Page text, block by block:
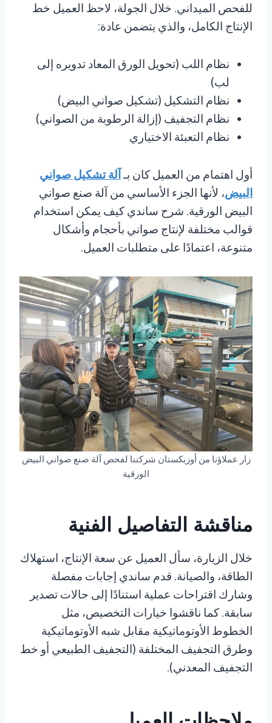
للفحص الميداني. خلال الجولة، لاحظ العميل خط
الإنتاج الكامل، والذي يتضمن عادة:
نظام اللب (تحويل الورق المعاد تدويره إلى
لب)
نظام التشكيل (تشكيل صواني البيض)
نظام التجفيف (إزالة الرطوبة من الصواني)
نظام التعبئة الاختياري
أول اهتمام من العميل كان بـ آلة تشكيل صواني
البيض، لأنها الجزء الأساسي من آلة صنع صواني
البيض الورقية. شرح ساندي كيف يمكن استخدام
قوالب مختلفة لإنتاج صواني بأحجام وأشكال
متنوعة، اعتمادًا على متطلبات العميل.
زار عملاؤنا من أوزبكستان شركتنا لفحص آلة صنع صواني البيض
الورقية
مناقشة التفاصيل الفنية
خلال الزيارة، سأل العميل عن سعة الإنتاج، استهلاك
الطاقة، والصيانة. قدم ساندي إجابات مفصلة
وشارك اقتراحات عملية استنادًا إلى حالات تصدير
سابقة. كما ناقشوا خيارات التخصيص، مثل
الخطوط الأوتوماتيكية مقابل شبه الأوتوماتيكية
وطرق التجفيف المختلفة (التجفيف الطبيعي أو خط
التجفيف المعدني).